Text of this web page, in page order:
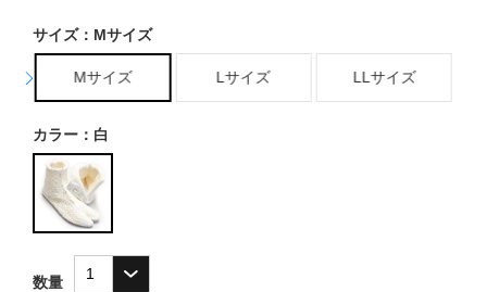
サイズ：Mサイズ
Mサイズ Lサイズ LLサイズ
カラー：白
数量